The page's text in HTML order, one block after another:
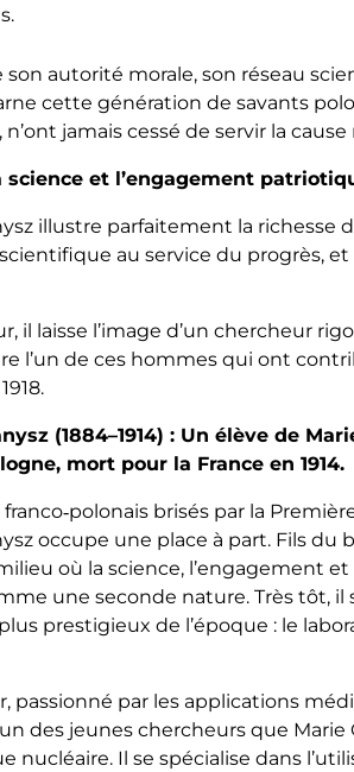
son autorité morale, son réseau
cette génération de savants
n’ont jamais cessé de servir la
et l’engagement
illustre parfaitement la richesse
au service du progrès,
il laisse l’image d’un chercheur
l’un de ces hommes qui ont
(1884–1914) : Un élève de
mort pour la France en 1914.
brisés par la
occupe une place à part. Fils du
où la science, l’engagement
une seconde nature. Très tôt, il
prestigieux de l’époque : le
passionné par les applications
des jeunes chercheurs que
nucléaire. Il se spécialise dans